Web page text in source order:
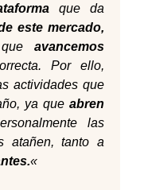
que da
este mercado,
avancemos
Por ello,
actividades que
ya que abren
las
atañen, tanto a
«